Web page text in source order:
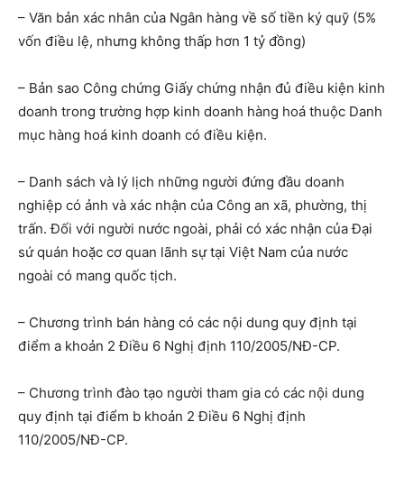
– Văn bản xác nhân của Ngân hàng về số tiền ký quỹ (5%
vốn điều lệ, nhưng không thấp hơn 1 tỷ đồng)
– Bản sao Công chứng Giấy chứng nhận đủ điều kiện kinh
doanh trong trường hợp kinh doanh hàng hoá thuộc Danh
mục hàng hoá kinh doanh có điều kiện.
– Danh sách và lý lịch những người đứng đầu doanh
nghiệp có ảnh và xác nhận của Công an xã, phường, thị
trấn. Đối với người nước ngoài, phải có xác nhận của Đại
sứ quán hoặc cơ quan lãnh sự tại Việt Nam của nước
ngoài có mang quốc tịch.
– Chương trình bán hàng có các nội dung quy định tại
điểm a khoản 2 Điều 6 Nghị định 110/2005/NĐ-CP.
– Chương trình đào tạo người tham gia có các nội dung
quy định tại điểm b khoản 2 Điều 6 Nghị định
110/2005/NĐ-CP.